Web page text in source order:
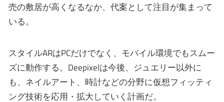
売の敷居が高くなるなか、代案として注目が集まって
いる。
スタイルARはPCだけでなく、モバイル環境でもスムー
ズに動作する。Deepixelは今後、ジュエリー以外に
も、ネイルアート、時計などの分野に仮想フィッティ
ング技術を応用・拡大していく計画だ。